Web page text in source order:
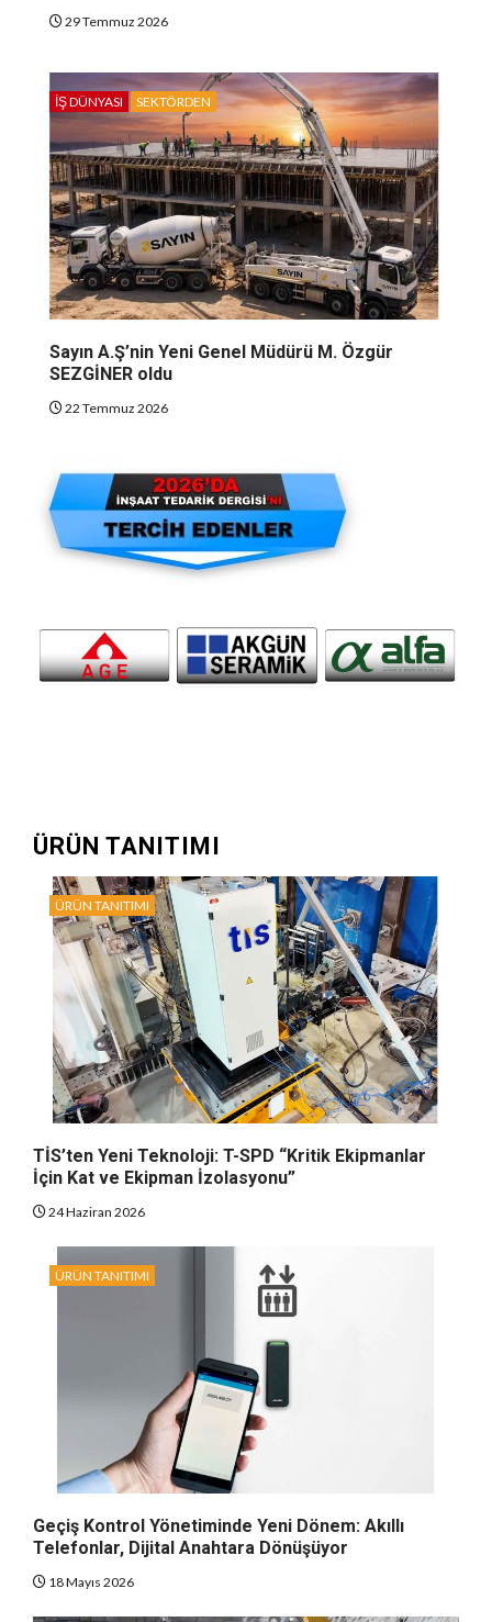
29 Temmuz 2026
İŞ DÜNYASI SEKTÖRDEN
Sayın A.Ş’nin Yeni Genel Müdürü M. Özgür
SEZGİNER oldu
22 Temmuz 2026
ÜRÜN TANITIMI
ÜRÜN TANITIMI
TİS’ten Yeni Teknoloji: T-SPD “Kritik Ekipmanlar
İçin Kat ve Ekipman İzolasyonu”
24 Haziran 2026
ÜRÜN TANITIMI
Geçiş Kontrol Yönetiminde Yeni Dönem: Akıllı
Telefonlar, Dijital Anahtara Dönüşüyor
18 Mayıs 2026